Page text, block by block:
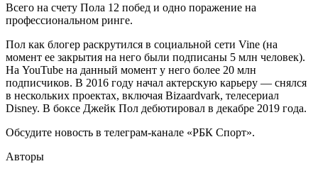
Всего на счету Пола 12 побед и одно поражение на
профессиональном ринге.
Пол как блогер раскрутился в социальной сети Vine (на
момент ее закрытия на него были подписаны 5 млн человек).
На YouTube на данный момент у него более 20 млн
подписчиков. В 2016 году начал актерскую карьеру — снялся
в нескольких проектах, включая Bizaardvark, телесериал
Disney. В боксе Джейк Пол дебютировал в декабре 2019 года.
Обсудите новость в телеграм-канале «РБК Спорт».
Авторы